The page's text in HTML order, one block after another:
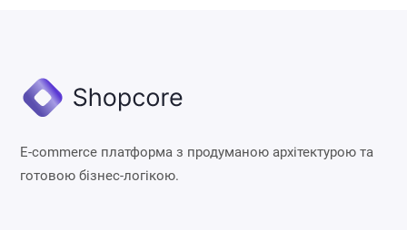
E-commerce платформа з продуманою архітектурою та
готовою бізнес-логікою.